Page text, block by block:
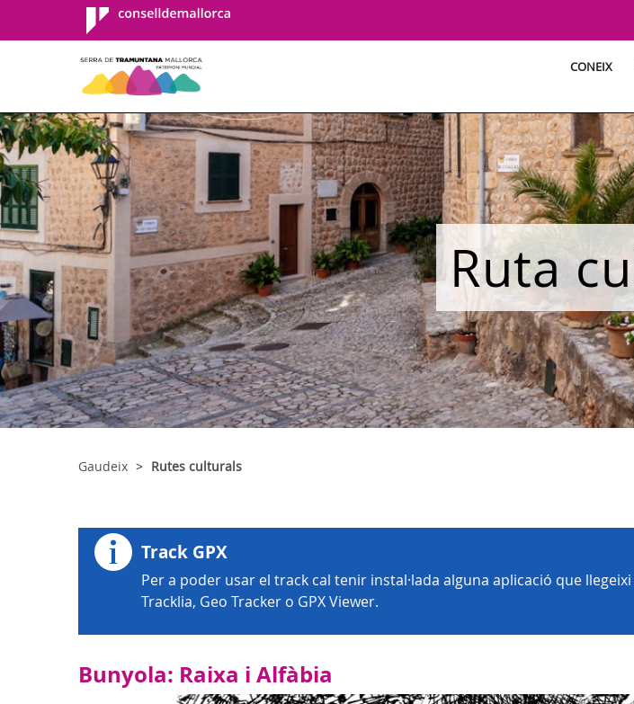
Consell de
Mallorca
CONEIX
Ruta
Gaudeix Rutes culturals
Track GPX
Per a poder usar el track cal tenir instal·lada alguna aplicació que
Tracklia, Geo Tracker o GPX Viewer.
Bunyola: Raixa i Alfàbia